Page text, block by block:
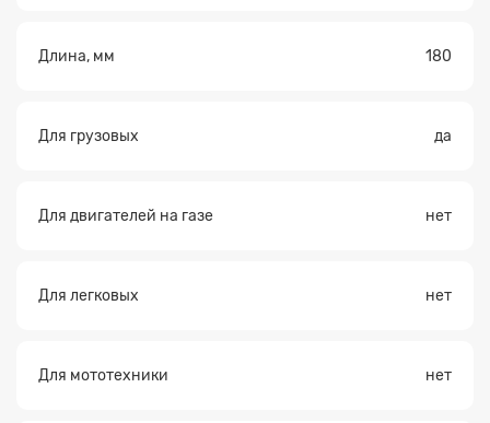
Длина, мм 180
Для грузовых да
Для двигателей на газе нет
Для легковых нет
Для мототехники нет